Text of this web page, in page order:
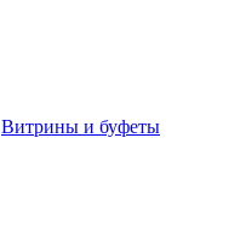
Витрины и буфеты